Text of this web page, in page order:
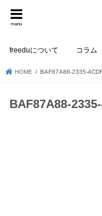
menu
freeduについて コラム
HOME BAF87A88-2335-
BAF87A88-